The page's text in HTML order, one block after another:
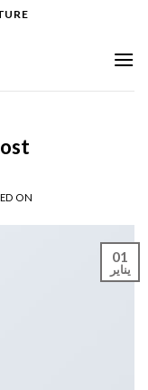
content
ON
01
يناير